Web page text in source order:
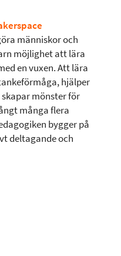
människor och
möjlighet att lära
en vuxen. Att lära
hjälper
mönster för
många flera
bygger på
deltagande och